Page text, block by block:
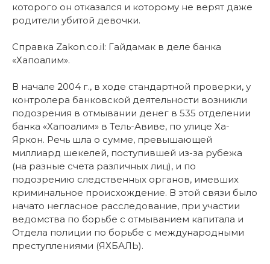
которого он отказался и которому не верят даже
родители убитой девочки.
Справка Zakon.co.il: Гайдамак в деле банка
«Хапоалим».
В начале 2004 г., в ходе стандартной проверки, у
контролера банковской деятельности возникли
подозрения в отмывании денег в 535 отделении
банка «Хапоалим» в Тель-Авиве, по улице Ха-
Яркон. Речь шла о сумме, превышающей
миллиард шекелей, поступившей из-за рубежа
(на разные счета различных лиц), и по
подозрению следственных органов, имевших
криминальное происхождение. В этой связи было
начато негласное расследование, при участии
ведомства по борьбе с отмыванием капитала и
Отдела полиции по борьбе с международными
преступлениями (ЯХБАЛЬ).